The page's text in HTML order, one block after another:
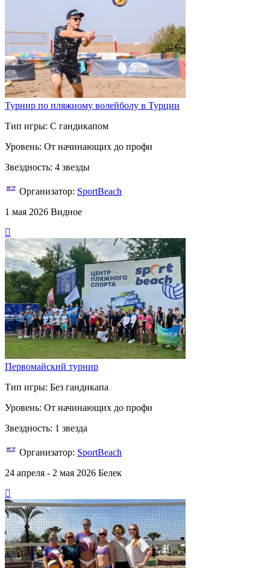
Турнир по пляжному волейболу в Турции
Тип игры: С гандикапом
Уровень: От начинающих до профи
Звездность: 4 звезды
Организатор: SportBeach
1 мая 2026 Видное
Первомайский турнир
Тип игры: Без гандикапа
Уровень: От начинающих до профи
Звездность: 1 звезда
Организатор: SportBeach
24 апреля - 2 мая 2026 Белек